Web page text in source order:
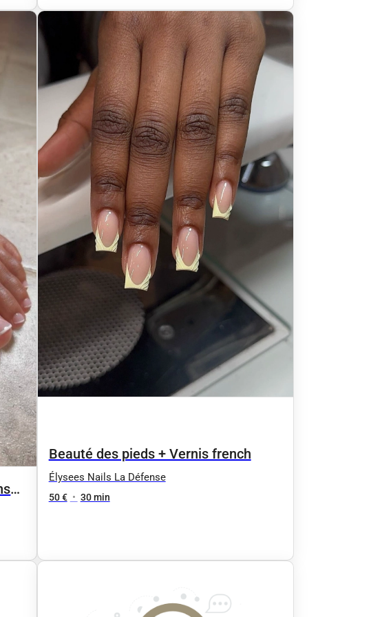
Beauté des pieds + Vernis french
Élysees Nails La Défense
50 € • 30 min